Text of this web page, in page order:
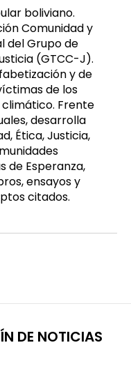
boliviano.
Comunidad y
del Grupo de
(GTCC-J).
y de
de los
Frente
desarrolla
Ética, Justicia,
de Esperanza,
ensayos y
citados.
DE NOTICIAS